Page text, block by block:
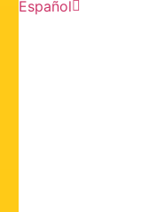
Español